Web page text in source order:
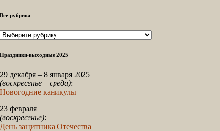
Все рубрики
Все
Праздники-выходные 2025
29 декабря – 8 января 2025
(воскресенье – среда):
Новогодние каникулы
23 февраля
(воскресенье):
День защитника Отечества